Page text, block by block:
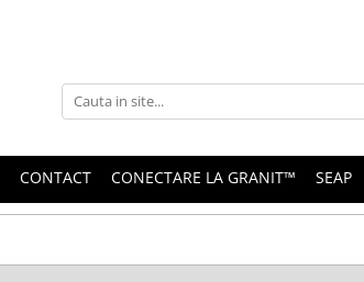
CONTACT CONECTARE LA GRANIT™ SEAP